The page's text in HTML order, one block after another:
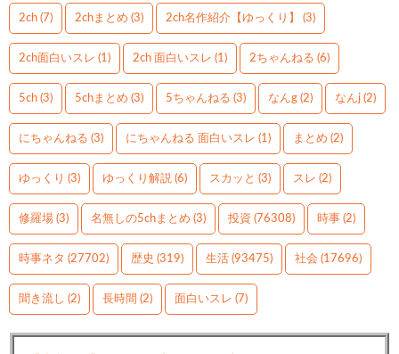
2ch (7) 2chまとめ (3) 2ch名作紹介【ゆっくり】 (3)
2ch面白いスレ (1) 2ch 面白いスレ (1) 2ちゃんねる (6)
5ch (3) 5chまとめ (3) 5ちゃんねる (3) なんg (2) なんj (2)
にちゃんねる (3) にちゃんねる 面白いスレ (1) まとめ (2)
ゆっくり (3) ゆっくり解説 (6) スカッと (3) スレ (2)
修羅場 (3) 名無しの5chまとめ (3) 投資 (76308) 時事 (2)
時事ネタ (27702) 歴史 (319) 生活 (93475) 社会 (17696)
聞き流し (2) 長時間 (2) 面白いスレ (7)